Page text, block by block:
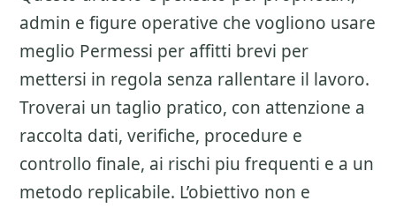
admin e figure operative che vogliono usare
meglio Permessi per affitti brevi per
mettersi in regola senza rallentare il lavoro.
Troverai un taglio pratico, con attenzione a
raccolta dati, verifiche, procedure e
controllo finale, ai rischi piu frequenti e a un
metodo replicabile. L’obiettivo non e